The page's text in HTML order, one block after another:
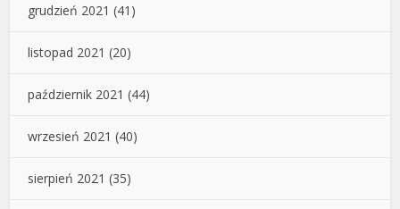
grudzień 2021 (41)
listopad 2021 (20)
październik 2021 (44)
wrzesień 2021 (40)
sierpień 2021 (35)